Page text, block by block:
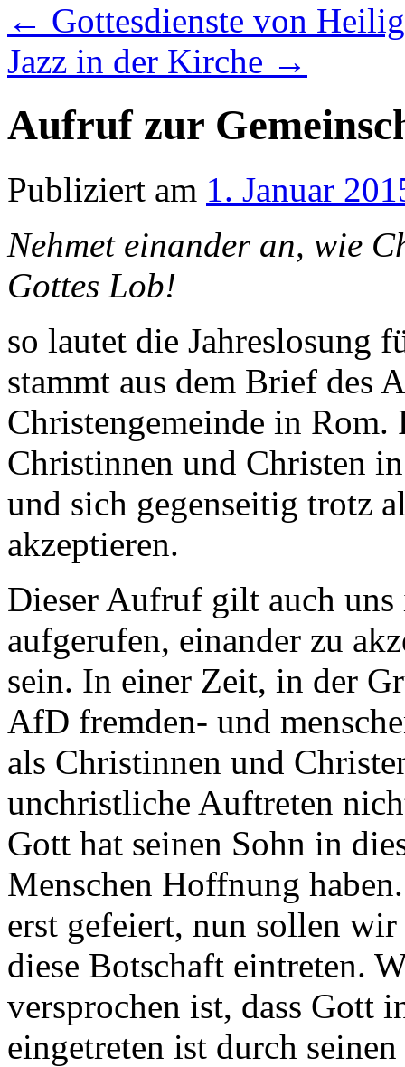
← Gottesdienste von
Jazz in der Kirche →
Aufruf zur
Publiziert am 1. Januar
Nehmet einander an, wie
Gottes Lob!
so lautet die Jahreslosung
stammt aus dem Brief des
Christengemeinde in Rom.
Christinnen und Christen
und sich gegenseitig trotz
akzeptieren.
Dieser Aufruf gilt auch
aufgerufen, einander zu
sein. In einer Zeit, in der
AfD fremden- und
als Christinnen und
unchristliche Auftreten
Gott hat seinen Sohn in
Menschen Hoffnung
erst gefeiert, nun sollen
diese Botschaft eintreten.
versprochen ist, dass Gott
eingetreten ist durch